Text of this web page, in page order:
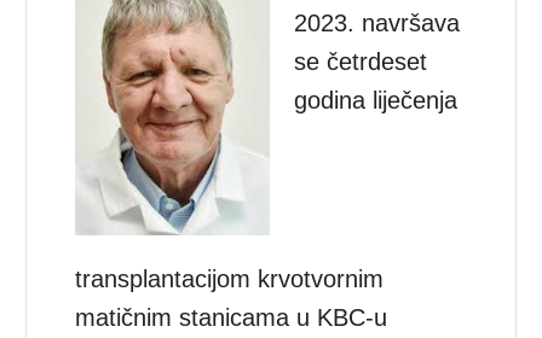
2023. navršava
se četrdeset
godina liječenja
transplantacijom krvotvornim
matičnim stanicama u KBC-u